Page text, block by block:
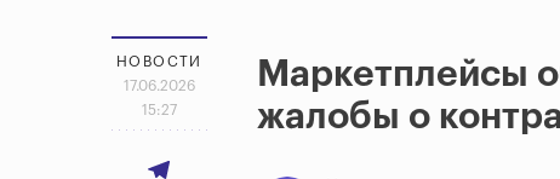
НОВОСТИ
17.06.2026
15:27
Маркетплейсы
жалобы о